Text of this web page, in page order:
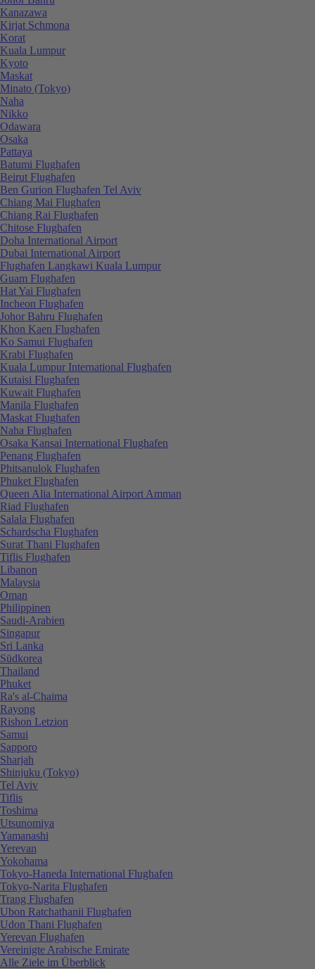
Kanazawa
Kirjat Schmona
Korat
Kuala Lumpur
Kyoto
Maskat
Minato (Tokyo)
Naha
Nikko
Odawara
Osaka
Pattaya
Batumi Flughafen
Beirut Flughafen
Ben Gurion Flughafen Tel Aviv
Chiang Mai Flughafen
Chiang Rai Flughafen
Chitose Flughafen
Doha International Airport
Dubai International Airport
Flughafen Langkawi Kuala Lumpur
Guam Flughafen
Hat Yai Flughafen
Incheon Flughafen
Johor Bahru Flughafen
Khon Kaen Flughafen
Ko Samui Flughafen
Krabi Flughafen
Kuala Lumpur International Flughafen
Kutaisi Flughafen
Kuwait Flughafen
Manila Flughafen
Maskat Flughafen
Naha Flughafen
Osaka Kansai International Flughafen
Penang Flughafen
Phitsanulok Flughafen
Phuket Flughafen
Queen Alia International Airport Amman
Riad Flughafen
Salala Flughafen
Schardscha Flughafen
Surat Thani Flughafen
Tiflis Flughafen
Libanon
Malaysia
Oman
Philippinen
Saudi-Arabien
Singapur
Sri Lanka
Südkorea
Thailand
Phuket
Ra's al-Chaima
Rayong
Rishon Letzion
Samui
Sapporo
Sharjah
Shinjuku (Tokyo)
Tel Aviv
Tiflis
Toshima
Utsunomiya
Yamanashi
Yerevan
Yokohama
Tokyo-Haneda International Flughafen
Tokyo-Narita Flughafen
Trang Flughafen
Ubon Ratchathanii Flughafen
Udon Thani Flughafen
Yerevan Flughafen
Vereinigte Arabische Emirate
Alle Ziele im Überblick